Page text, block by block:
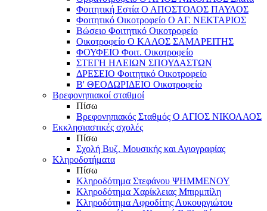
Φοιτητική Εστία Ο ΑΠΟΣΤΟΛΟΣ ΠΑΥΛΟΣ
Φοιτητικό Οικοτροφείο Ο ΑΓ. ΝΕΚΤΑΡΙΟΣ
Βώσειο Φοιτητικό Οικοτροφείο
Οικοτροφείο Ο ΚΑΛΟΣ ΣΑΜΑΡΕΙΤΗΣ
ΦΟΥΦΕΙΟ Φοιτ. Οικοτροφείο
ΣΤΕΓΗ ΗΛΕΙΩΝ ΣΠΟΥΔΑΣΤΩΝ
ΔΡΕΣΕΙΟ Φοιτητικό Οικοτροφείο
Β' ΘΕΟΔΩΡΙΔΕΙΟ Οικοτροφείο
Βρεφονηπιακοί σταθμοί
Πίσω
Βρεφονηπιακός Σταθμός Ο ΑΓΙΟΣ ΝΙΚΟΛΑΟΣ
Εκκλησιαστικές σχολές
Πίσω
Σχολή Βυζ. Μουσικής και Αγιογραφίας
Κληροδοτήματα
Πίσω
Κληροδότημα Στεφάνου ΨΗΜΜΕΝΟΥ
Κληροδότημα Χαρίκλειας Μπιρμπίλη
Κληροδότημα Αφροδίτης Λυκουργιώτου